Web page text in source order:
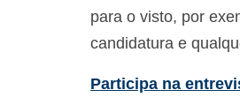
para o visto, por
candidatura e
Participa na